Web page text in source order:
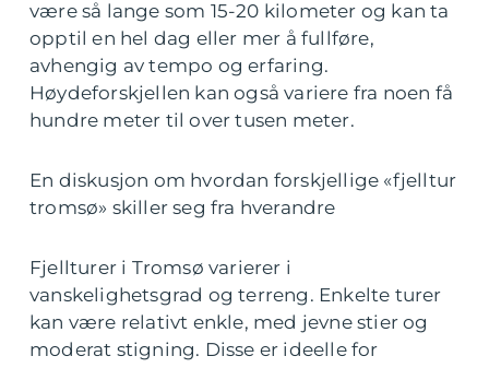
være så lange som 15-20 kilometer og kan ta
opptil en hel dag eller mer å fullføre,
avhengig av tempo og erfaring.
Høydeforskjellen kan også variere fra noen få
hundre meter til over tusen meter.
En diskusjon om hvordan forskjellige «fjelltur
tromsø» skiller seg fra hverandre
Fjellturer i Tromsø varierer i
vanskelighetsgrad og terreng. Enkelte turer
kan være relativt enkle, med jevne stier og
moderat stigning. Disse er ideelle for